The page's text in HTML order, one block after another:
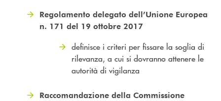
Regolamento delegato dell’Unione Europea
n. 171 del 19 ottobre 2017
definisce i criteri per fissare la soglia di
rilevanza, a cui si dovranno attenere le
autorità di vigilanza
Raccomandazione della Commissione